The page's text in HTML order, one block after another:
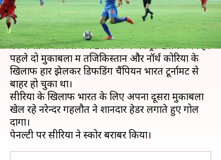
क्या है खबर?
भारतीय टीम ने अपने हीरो इंटरकॉन्टिनेंटल कप अभियान
की समाप्ति सीरिया के खिलाफ 1-1 का ड्रॉ खेलकर की है।
पहले दो मुकाबलों में तजिकिस्तान और नॉर्थ कोरिया के
खिलाफ हार झेलकर डिफेंडिंग चैंपियन भारत टूर्नामेंट से
बाहर हो चुका था।
सीरिया के खिलाफ भारत के लिए अपना दूसरा मुकाबला
खेल रहे नरेन्दर गहलौत ने शानदार हेडर लगाते हुए गोल
दागा।